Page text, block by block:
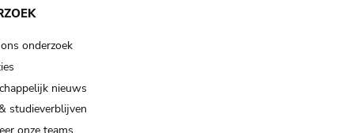
onderzoek
nieuws
studieverblijven